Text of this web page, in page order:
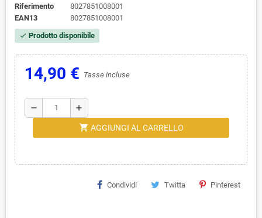
Riferimento
8027851008001
EAN13
8027851008001
check Prodotto disponibile
14,90 € Tasse incluse
remove add
shopping_cart AGGIUNGI AL CARRELLO
Condividi Twitta Pinterest